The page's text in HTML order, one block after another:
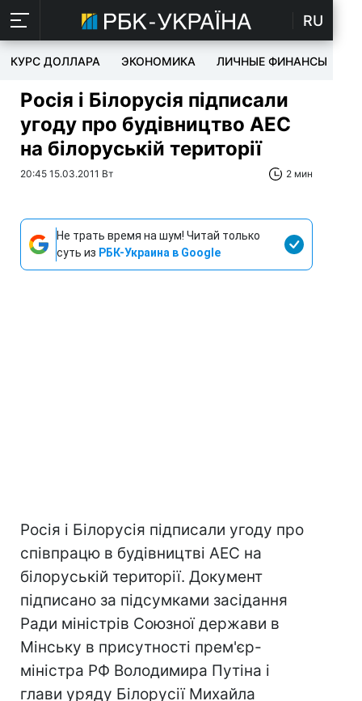
RU
КУРС ДОЛЛАРА ЭКОНОМИКА ЛИЧНЫЕ ФИНАНСЫ
Росія і Білорусія підписали
угоду про будівництво АЕС
на білоруській території
20:45 15.03.2011 Вт 2 мин
Не трать время на шум! Читай только
суть из РБК-Украина в Google
Росія і Білорусія підписали угоду про
співпрацю в будівництві АЕС на
білоруській території. Документ
підписано за підсумками засідання
Ради міністрів Союзної держави в
Мінську в присутності прем'єр-
міністра РФ Володимира Путіна і
глави уряду Білорусії Михайла